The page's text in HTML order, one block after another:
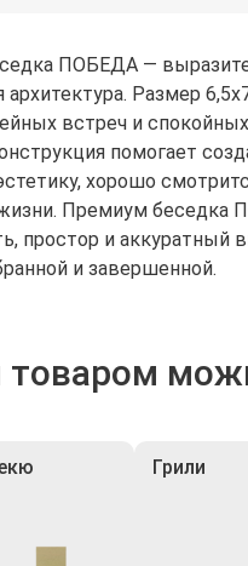
ПОБЕДА —
архитектура. Размер
встреч и
помогает
хорошо
Премиум беседка
простор и аккуратный
и завершенной.
товаром
Грили